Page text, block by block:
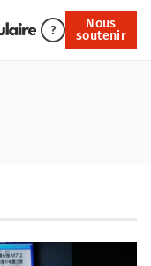
?
Nous
soutenir